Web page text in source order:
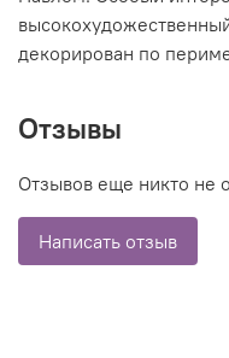
декорирован по
Отзывы
Отзывов еще никто не
Написать отзыв